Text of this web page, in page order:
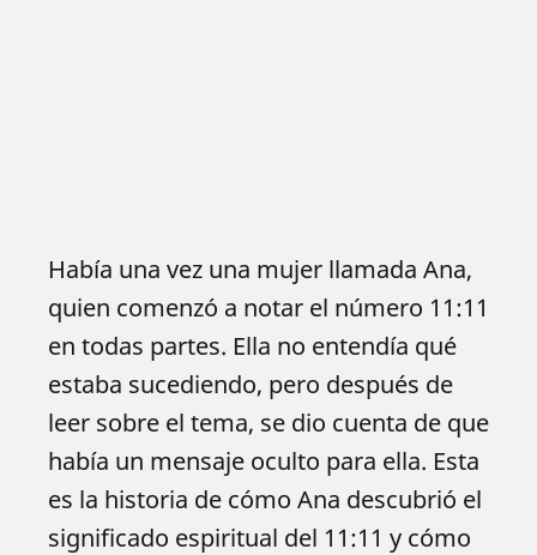
Había una vez una mujer llamada Ana,
quien comenzó a notar el número 11:11
en todas partes. Ella no entendía qué
estaba sucediendo, pero después de
leer sobre el tema, se dio cuenta de que
había un mensaje oculto para ella. Esta
es la historia de cómo Ana descubrió el
significado espiritual del 11:11 y cómo